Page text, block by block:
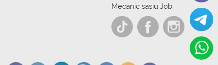
Mecanic sasiu Job